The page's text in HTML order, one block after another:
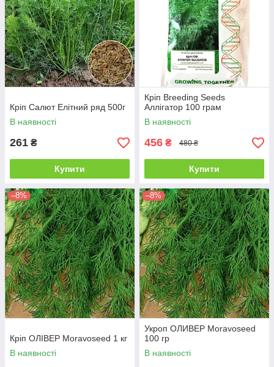
Кріп Салют Елітний ряд 500г
В наявності
261 ₴
Купити
Кріп Breeding Seeds
Аллігатор 100 грам
В наявності
456 ₴ 480 ₴
Купити
–8%
Кріп ОЛІВЕР Moravoseed 1 кг
В наявності
–8%
Укроп ОЛИВЕР Moravoseed
100 гр
В наявності